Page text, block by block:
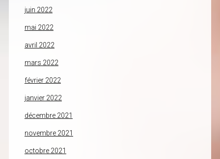
juin 2022
mai 2022
avril 2022
mars 2022
février 2022
janvier 2022
décembre 2021
novembre 2021
octobre 2021